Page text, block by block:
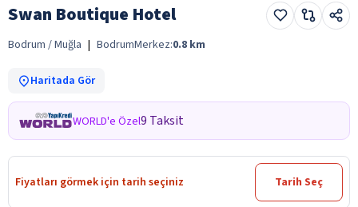
Swan Boutique Hotel
Bodrum / Muğla | BodrumMerkez:0.8 km
Haritada Gör
WORLD'e Özel9 Taksit
Fiyatları görmek için tarih seçiniz Tarih Seç